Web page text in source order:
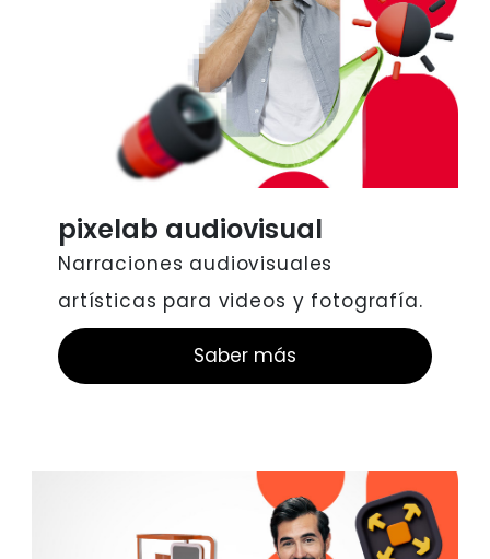
pixelab audiovisual
Narraciones audiovisuales
artísticas para videos y fotografía.
Saber más